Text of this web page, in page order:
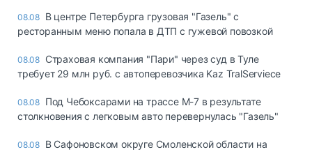
08.08 В центре Петербурга грузовая "Газель" с
ресторанным меню попала в ДТП с гужевой повозкой
08.08 Страховая компания "Пари" через суд в Туле
требует 29 млн руб. с автоперевозчика Kaz TralServiece
08.08 Под Чебоксарами на трассе М-7 в результате
столкновения с легковым авто перевернулась "Газель"
08.08 В Сафоновском округе Смоленской области на